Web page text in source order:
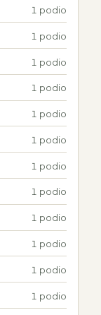
1 podio
1 podio
1 podio
1 podio
1 podio
1 podio
1 podio
1 podio
1 podio
1 podio
1 podio
1 podio